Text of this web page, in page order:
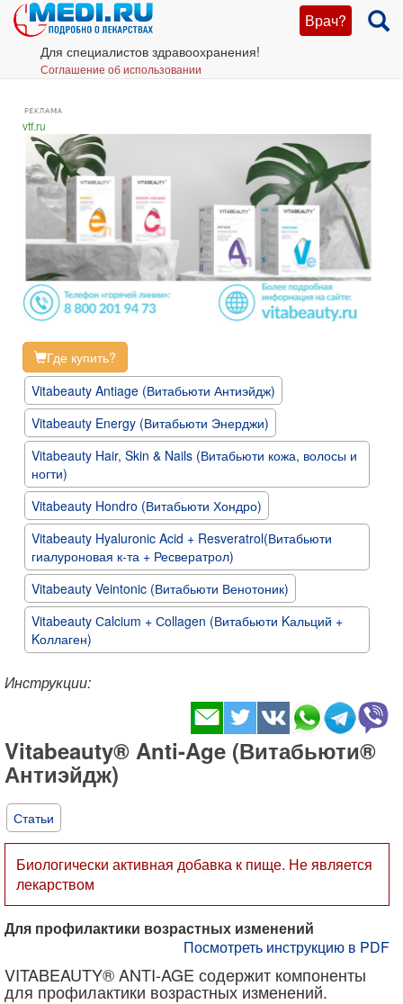
Врач?
Для специалистов здравоохранения!
Соглашение об использовании
vtf.ru
Где купить?
Vitabeauty Antiage (Витабьюти Антиэйдж)
Vitabeauty Energy (Витабьюти Энерджи)
Vitabeauty Hair, Skin & Nails (Витабьюти кожа, волосы и
ногти)
Vitabeauty Hondro (Витабьюти Хондро)
Vitabeauty Hyaluronic Acid + Resveratrol(Витабьюти
гиалуроновая к-та + Ресвератрол)
Vitabeauty Veintonic (Витабьюти Венотоник)
Vitabeauty Сalcium + Сollagen (Витабьюти Kальций +
Kоллаген)
Инструкции:
Vitabeauty® Anti-Age (Витабьюти®
Антиэйдж)
Статьи
Биологически активная добавка к пище. Не является
лекарством
Для профилактики возрастных изменений
Посмотреть инструкцию в PDF
VITABEAUTY® ANTI-AGE содержит компоненты
для профилактики возрастных изменений.